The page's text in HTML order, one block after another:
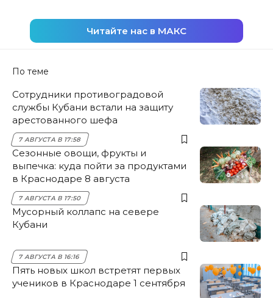
Читайте нас в МАКС
По теме
Сотрудники противоградовой
службы Кубани встали на защиту
арестованного шефа
7 АВГУСТА В 17:58
Сезонные овощи, фрукты и
выпечка: куда пойти за продуктами
в Краснодаре 8 августа
7 АВГУСТА В 17:50
Мусорный коллапс на севере
Кубани
7 АВГУСТА В 16:16
Пять новых школ встретят первых
учеников в Краснодаре 1 сентября